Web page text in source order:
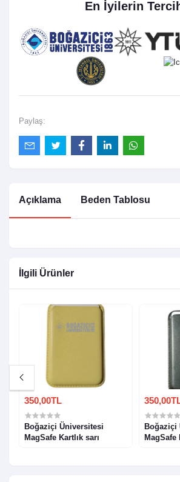
En İyilerin
Paylaş:
Açıklama Beden Tablosu
İlgili Ürünler
350,00TL
Boğaziçi Üniversitesi
MagSafe Kartlık sarı
Boğaziçi
MagSafe